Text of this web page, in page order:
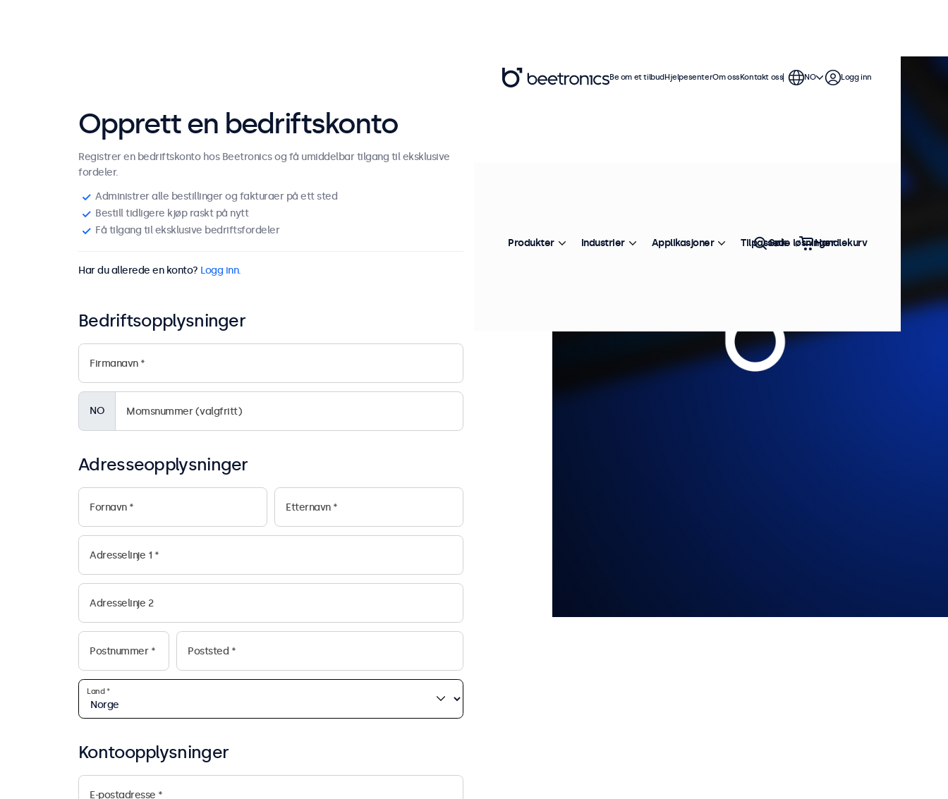
Opprett en bedriftskonto
Registrer en bedriftskonto hos Beetronics og få umiddelbar tilgang til eksklusive
fordeler.
Administrer alle bestillinger og fakturaer på ett sted
Bestill tidligere kjøp raskt på nytt
Få tilgang til eksklusive bedriftsfordeler
Har du allerede en konto? Logg inn.
Bedriftsopplysninger
NO
Adresseopplysninger
Kontoopplysninger
Be om et tilbudHjelpesenterOm ossKontakt oss NO Logg inn
Produkter Industrier Applikasjoner Tilpassede løsninger
Søk Handlekurv